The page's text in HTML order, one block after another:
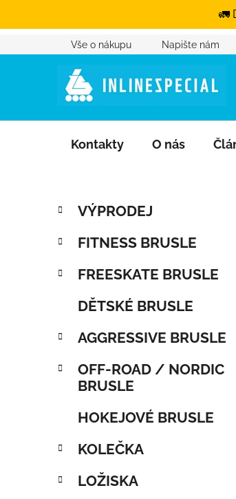
🚛
Přejít na obsah
Vše o nákupu Napište nám
Kontakty O nás
Postranní panel
Přeskočit kategorie
Kategorie
VÝPRODEJ
FITNESS BRUSLE
FREESKATE BRUSLE
DĚTSKÉ BRUSLE
AGGRESSIVE BRUSLE
OFF-ROAD / NORDIC
BRUSLE
HOKEJOVÉ BRUSLE
KOLEČKA
LOŽISKA